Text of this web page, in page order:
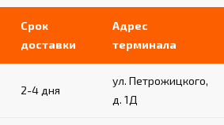
Срок
доставки
Адрес
терминала
2-4 дня
ул. Петрожицкого,
д. 1Д